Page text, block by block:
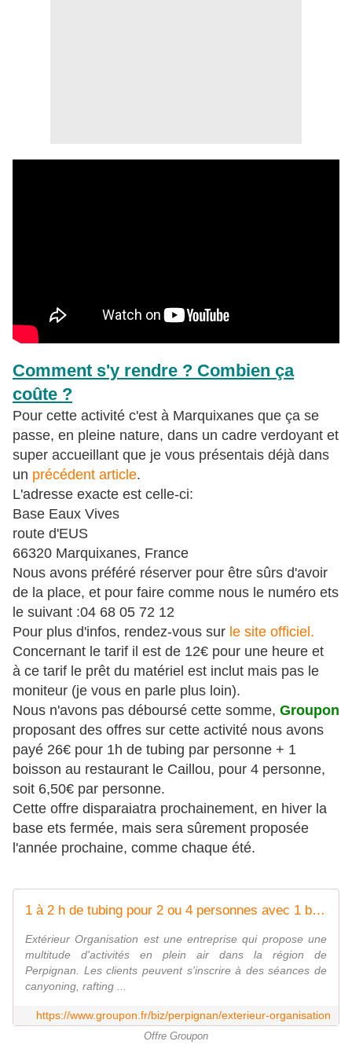
Comment s'y rendre ? Combien ça
coûte ?
Pour cette activité c'est à Marquixanes que ça se
passe, en pleine nature, dans un cadre verdoyant et
super accueillant que je vous présentais déjà dans
un précédent article.
L'adresse exacte est celle-ci:
Base Eaux Vives
route d'EUS
66320 Marquixanes, France
Nous avons préféré réserver pour être sûrs d'avoir
de la place, et pour faire comme nous le numéro ets
le suivant :04 68 05 72 12
Pour plus d'infos, rendez-vous sur le site officiel.
Concernant le tarif il est de 12€ pour une heure et
à ce tarif le prêt du matériel est inclut mais pas le
moniteur (je vous en parle plus loin).
Nous n'avons pas déboursé cette somme, Groupon
proposant des offres sur cette activité nous avons
payé 26€ pour 1h de tubing par personne + 1
boisson au restaurant le Caillou, pour 4 personne,
soit 6,50€ par personne.
Cette offre disparaiatra prochainement, en hiver la
base ets fermée, mais sera sûrement proposée
l'année prochaine, comme chaque été.
1 à 2 h de tubing pour 2 ou 4 personnes avec 1 boisson chacun dès 14 € chez Exterieur Organisation
Extérieur Organisation est une entreprise qui propose une
multitude d'activités en plein air dans la région de
Perpignan. Les clients peuvent s'inscrire à des séances de
canyoning, rafting ...
https://www.groupon.fr/biz/perpignan/exterieur-organisation
Offre Groupon